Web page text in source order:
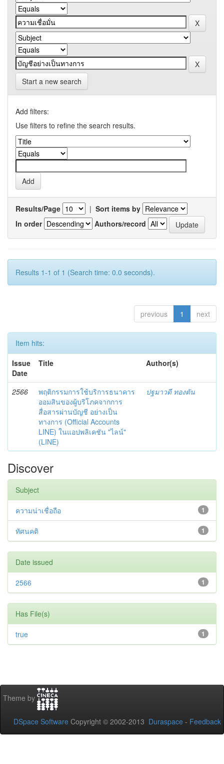
Start a new search
Add filters:
Use filters to refine the search results.
Results/Page | Sort items by
In order
Authors/record
Results 1-1 of 1 (Search time: 0.0 seconds).
previous 1 next
Item hits:
Issue
Date
Title Author(s)
2566
พฤติกรรมการใช้บริการธนาคาร
ออมสินของผู้บริโภคจากการ
สื่อสารผ่านบัญชี อย่างเป็น
ทางการ (Official Accounts
LINE) ในแอปพลิเคชัน "ไลน์"
(LINE)
ปฐมาวดี ทองตัน
Discover
Subject
1
ความน่าเชื่อถือ
1
ทัศนคติ
Date issued
1
2566
Has File(s)
1
true
Theme by
DSpace Software Copyright © 2002-2013 Duraspace - Feedback